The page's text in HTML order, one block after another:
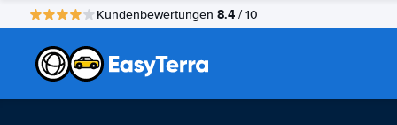
Kundenbewertungen 8.4 / 10